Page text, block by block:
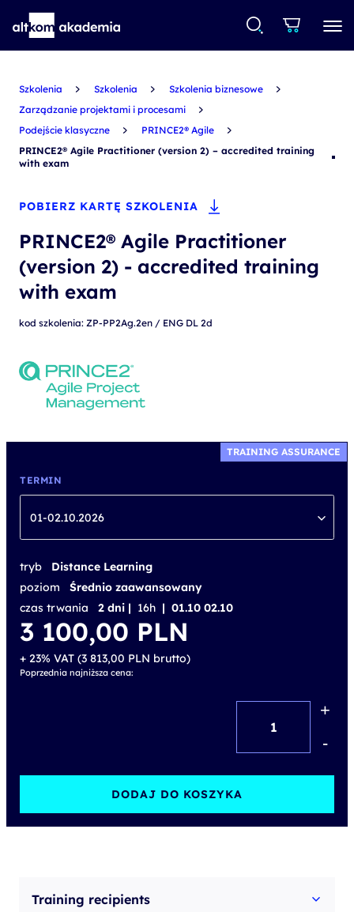
Szkolenia Szkolenia
Szkolenia biznesowe
Zarządzanie projektami i procesami
Podejście klasyczne
PRINCE2® Agile
PRINCE2® Agile Practitioner (version 2) – accredited training
with exam
POBIERZ KARTĘ SZKOLENIA
PRINCE2® Agile Practitioner
(version 2) - accredited training
with exam
kod szkolenia: ZP-PP2Ag.2en / ENG DL 2d
TRAINING ASSURANCE
TERMIN
01-02.10.2026
tryb
Distance Learning
poziom
Średnio zaawansowany
czas trwania
2 dni | 16h | 01.10 02.10
3 100,00 PLN
+ 23% VAT (3 813,00 PLN brutto)
Poprzednia najniższa cena:
Practitioner
(version
+
-
DODAJ DO KOSZYKA
Training recipients